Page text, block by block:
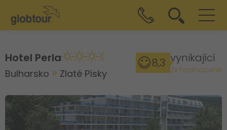
Hotel Perla
Bulharsko Zlaté Písky
8,3 vynikající
2x hodnocené